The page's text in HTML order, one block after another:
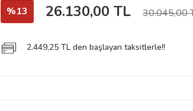
%13 26.130,00 TL 30.045,00
2.449,25 TL den başlayan taksitlerle!!